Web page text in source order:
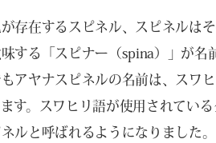
存在するスピネル、スピネルは
する「スピナー（spina）」が名
アヤナスピネルの名前は、スワ
す。スワヒリ語が使用されてい
ルと呼ばれるようになりました。